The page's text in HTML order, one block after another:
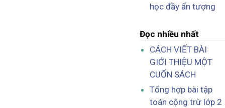
học đầy ấn tượng
Đọc nhiều nhất
CÁCH VIẾT BÀI
GIỚI THIỆU MỘT
CUỐN SÁCH
Tổng hợp bài tập
toán cộng trừ lớp 2